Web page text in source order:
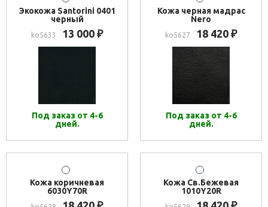
Экокожа Santorini 0401
черный
ko5633 13 000 ₽
Под заказ от 4-6
дней.
Кожа черная мадрас
Nero
ko5627 18 420 ₽
Под заказ от 4-6
дней.
Кожа коричневая
6030Y70R
₽
Кожа Св.Бежевая
1010Y20R
₽